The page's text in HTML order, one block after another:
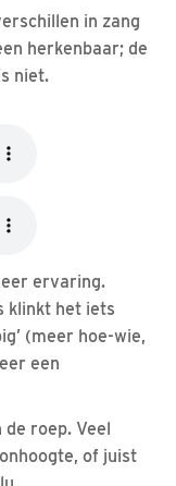
in zang
herkenbaar; de
niet.
ervaring.
klinkt het iets
(meer hoe-wie,
een
roep. Veel
of juist